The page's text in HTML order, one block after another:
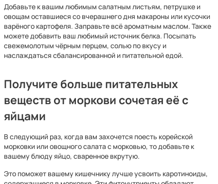
Добавьте к вашим любимым салатным листьям, петрушке и
овощам оставшиеся со вчерашнего дня макароны или кусочки
варёного картофеля. Заправьте всё ароматным маслом. Также
можете добавить ваш любимый источник белка. Посыпать
свежемолотым чёрным перцем, солью по вкусу и
наслаждаться сбалансированной и питательной едой.
Получите больше питательных
веществ от моркови сочетая её с
яйцами
В следующий раз, когда вам захочется поесть корейской
морковки или овощного салата с морковью, то добавьте к
вашему блюду яйцо, сваренное вкрутую.
Это поможет вашему кишечнику лучше усвоить каротиноиды,